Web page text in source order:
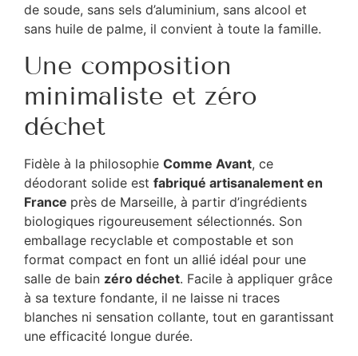
de soude, sans sels d’aluminium, sans alcool et
sans huile de palme, il convient à toute la famille.
Une composition
minimaliste et zéro
déchet
Fidèle à la philosophie Comme Avant, ce
déodorant solide est fabriqué artisanalement en
France près de Marseille, à partir d’ingrédients
biologiques rigoureusement sélectionnés. Son
emballage recyclable et compostable et son
format compact en font un allié idéal pour une
salle de bain zéro déchet. Facile à appliquer grâce
à sa texture fondante, il ne laisse ni traces
blanches ni sensation collante, tout en garantissant
une efficacité longue durée.